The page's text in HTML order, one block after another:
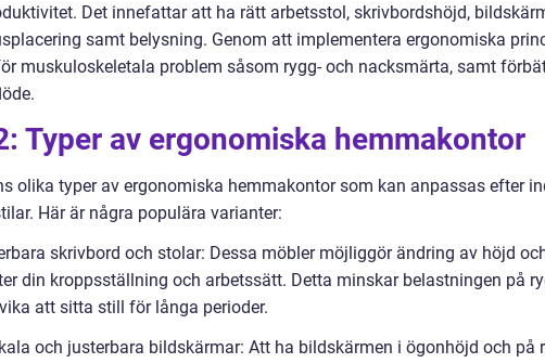
Det innefattar att ha rätt arbetsstol, skrivbordshöjd,
samt belysning. Genom att implementera ergonomiska
muskuloskeletala problem såsom rygg- och nacksmärta, samt
Typer av ergonomiska hemmakontor
olika typer av ergonomiska hemmakontor som kan anpassas efter
Här är några populära varianter:
skrivbord och stolar: Dessa möbler möjliggör ändring av höjd
din kroppsställning och arbetssätt. Detta minskar belastningen på
att sitta still för långa perioder.
och justerbara bildskärmar: Att ha bildskärmen i ögonhöjd och på